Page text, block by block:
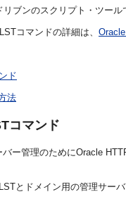
ブンのスクリプト・ツー
コマンドの詳細は、
ド
法
コマンド
ー管理のためにOracle
とドメイン用の管理サー